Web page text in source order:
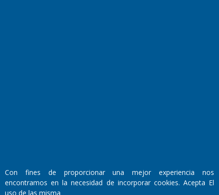
Director Periodístico:
Walter René Goñi
Con fines de proporcionar una mejor experiencia nos
encontramos en la necesidad de incorporar cookies. Acepta El
uso de las misma